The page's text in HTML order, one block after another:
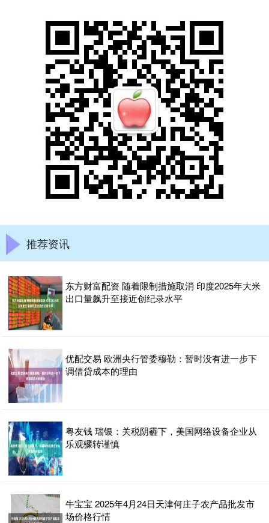
推荐资讯
东方财富配资 随着限制措施取消 印度2025年大米
出口量飙升至接近创纪录水平
优配交易 欧洲央行管委穆勒：暂时没有进一步下
调借贷成本的理由
粤友钱 瑞银：关税阴霾下，美国网络设备企业从
乐观骤转谨慎
牛宝宝 2025年4月24日天津何庄子农产品批发市
场价格行情